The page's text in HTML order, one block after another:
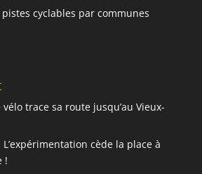
cyclables par communes
vélo trace sa route jusqu’au Vieux-
cède la place à
!